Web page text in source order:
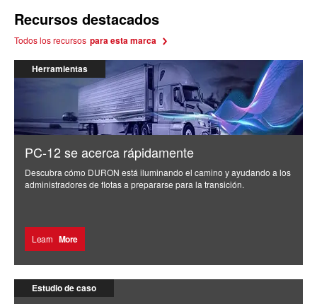
Recursos destacados
Todos los recursos para esta marca
Herramientas
PC-12 se acerca rápidamente
Descubra cómo DURON está iluminando el camino y ayudando a los
administradores de flotas a prepararse para la transición.
Learn More
Estudio de caso